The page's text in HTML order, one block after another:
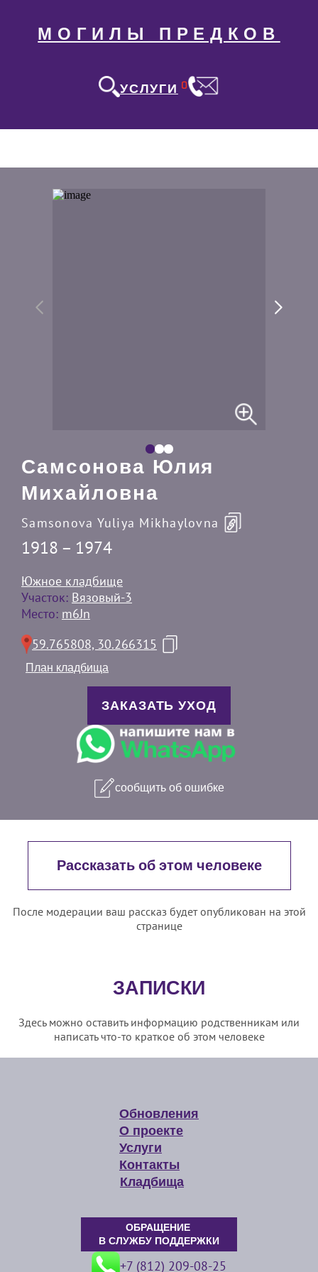
МОГИЛЫ ПРЕДКОВ
УСЛУГИ 0
Самсонова Юлия
Михайловна
Samsonova Yuliya Mikhaylovna
1918 – 1974
Южное кладбище
Участок: Вязовый-3
Место: m6Jn
59.765808, 30.266315
План кладбища
ЗАКАЗАТЬ УХОД
сообщить об ошибке
Рассказать об этом человеке
После модерации ваш рассказ будет опубликован на этой
странице
ЗАПИСКИ
Здесь можно оставить информацию родственникам или
написать что-то краткое об этом человеке
Обновления
О проекте
Услуги
Контакты
Кладбища
ОБРАЩЕНИЕ
В СЛУЖБУ ПОДДЕРЖКИ
+7 (812) 209-08-25